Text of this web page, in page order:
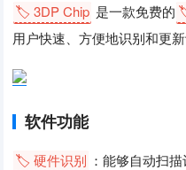
🏷️ 3DP Chip 是一款免费的
用户快速、方便地识别和更
软件功能
🏷️ 硬件识别 ：能够自动扫